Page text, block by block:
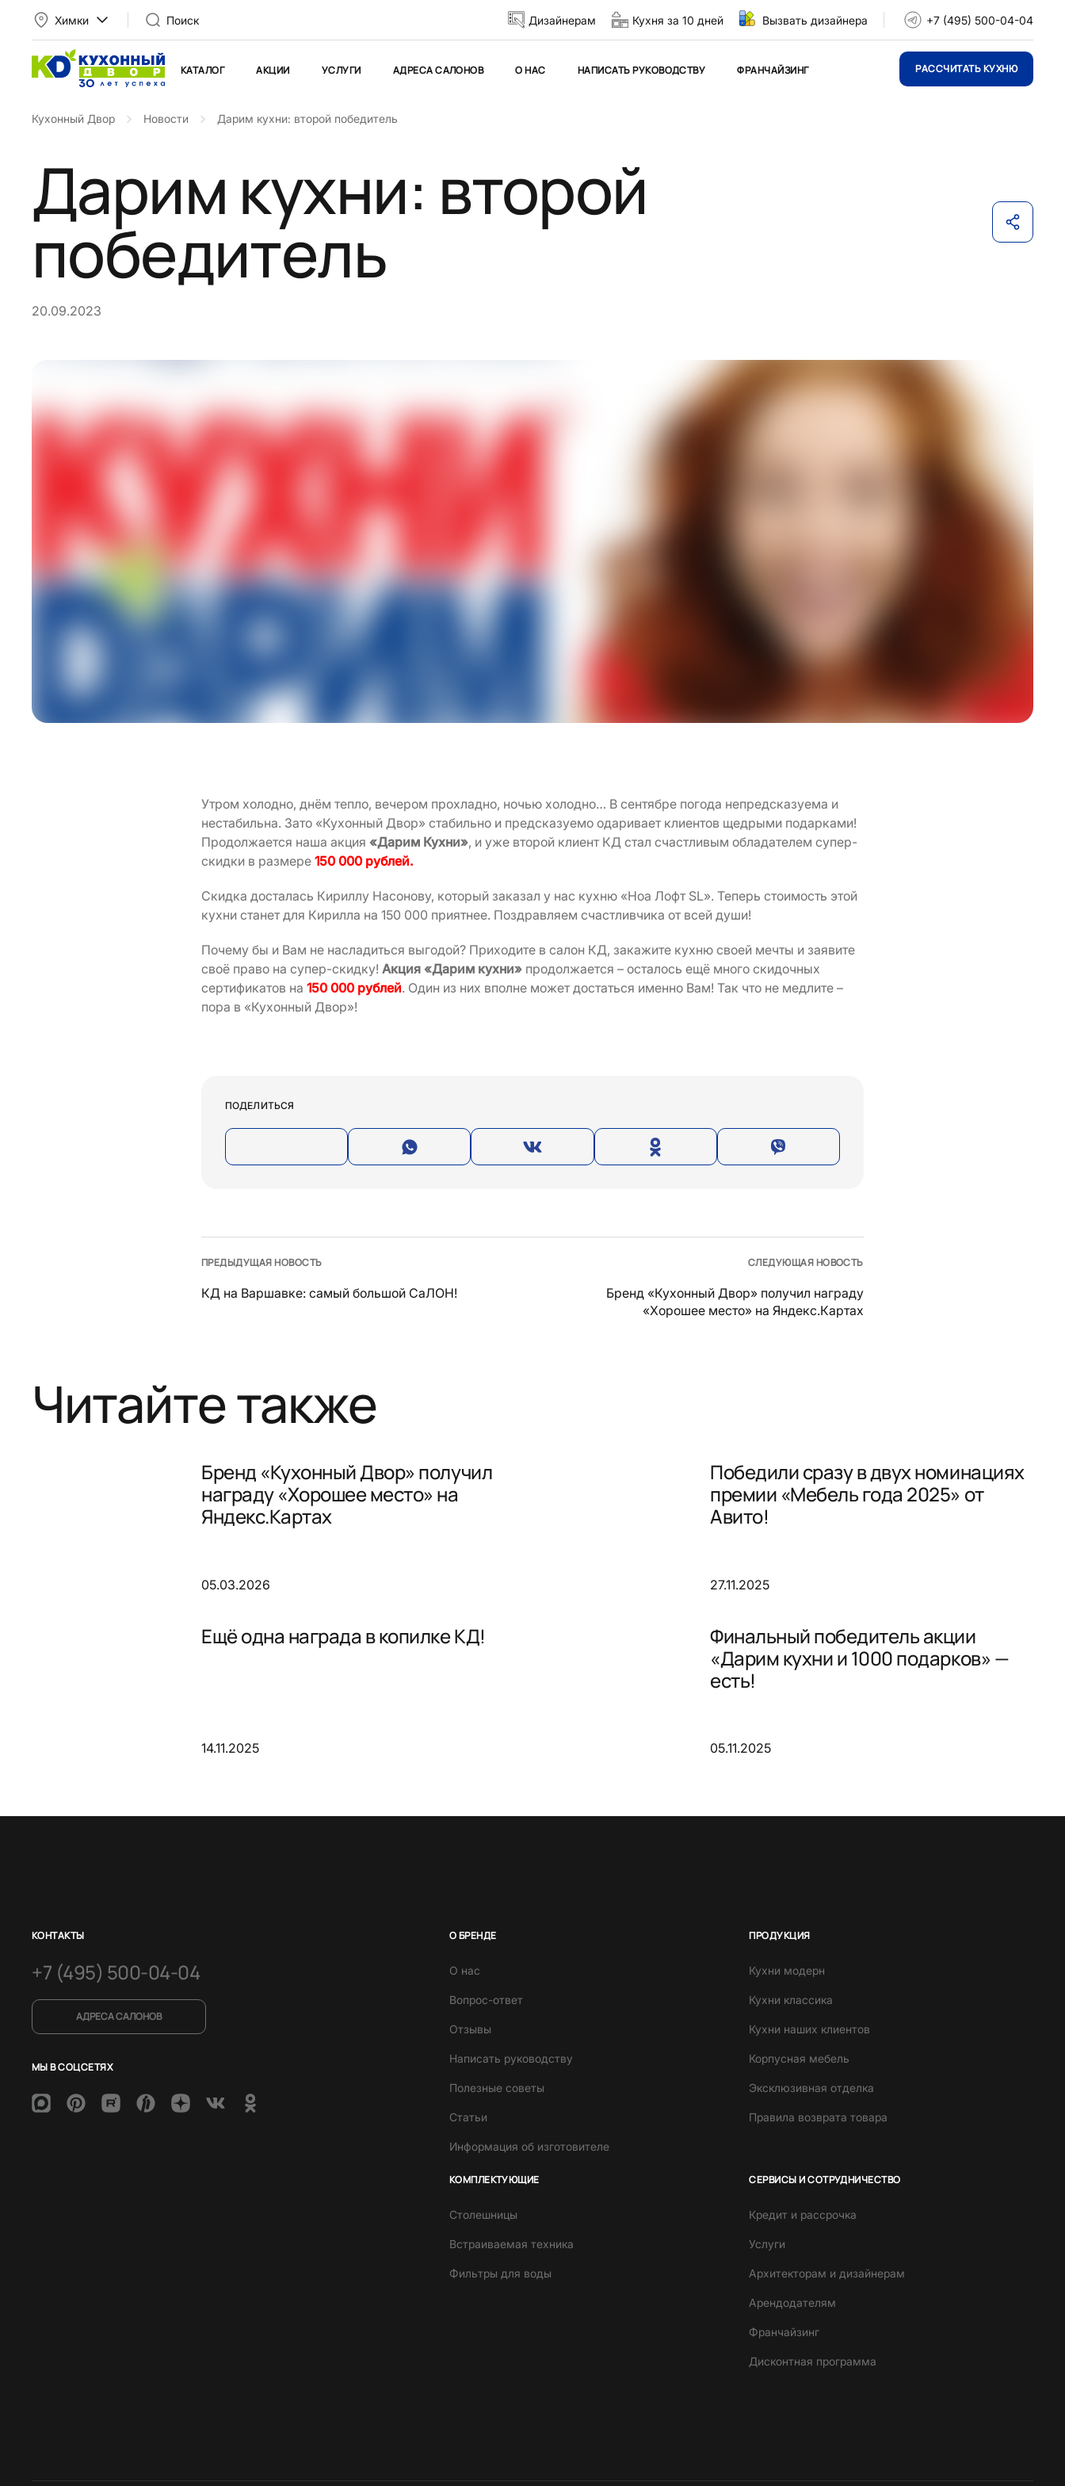
Химки Поиск Дизайнерам Кухня за 10 дней Вызвать дизайнера +7 (495) 500-04-04
КАТАЛОГ АКЦИИ УСЛУГИ АДРЕСА САЛОНОВ О НАС НАПИСАТЬ РУКОВОДСТВУ ФРАНЧАЙЗИНГ РАССЧИТАТЬ КУХНЮ
Кухонный Двор Новости Дарим кухни: второй победитель
Дарим кухни: второй
победитель
20.09.2023
Утром холодно, днём тепло, вечером прохладно, ночью холодно… В сентябре погода непредсказуема и
нестабильна. Зато «Кухонный Двор» стабильно и предсказуемо одаривает клиентов щедрыми подарками!
Продолжается наша акция «Дарим Кухни», и уже второй клиент КД стал счастливым обладателем супер-
скидки в размере 150 000 рублей.
Скидка досталась Кириллу Насонову, который заказал у нас кухню «Ноа Лофт SL». Теперь стоимость этой
кухни станет для Кирилла на 150 000 приятнее. Поздравляем счастливчика от всей души!
Почему бы и Вам не насладиться выгодой? Приходите в салон КД, закажите кухню своей мечты и заявите
своё право на супер-скидку! Акция «Дарим кухни» продолжается – осталось ещё много скидочных
сертификатов на 150 000 рублей. Один из них вполне может достаться именно Вам! Так что не медлите –
пора в «Кухонный Двор»!
ПОДЕЛИТЬСЯ
ПРЕДЫДУЩАЯ НОВОСТЬ
КД на Варшавке: самый большой СаЛОН!
СЛЕДУЮЩАЯ НОВОСТЬ
Бренд «Кухонный Двор» получил награду
«Хорошее место» на Яндекс.Картах
Читайте также
Бренд «Кухонный Двор» получил
награду «Хорошее место» на
Яндекс.Картах
05.03.2026
Победили сразу в двух номинациях
премии «Мебель года 2025» от
Авито!
27.11.2025
Ещё одна награда в копилке КД!
14.11.2025
Финальный победитель акции
«Дарим кухни и 1000 подарков» —
есть!
05.11.2025
КОНТАКТЫ
+7 (495) 500-04-04
АДРЕСА САЛОНОВ
МЫ В СОЦСЕТЯХ
О БРЕНДЕ
О нас
Вопрос-ответ
Отзывы
Написать руководству
Полезные советы
Статьи
Информация об изготовителе
ПРОДУКЦИЯ
Кухни модерн
Кухни классика
Кухни наших клиентов
Корпусная мебель
Эксклюзивная отделка
Правила возврата товара
КОМПЛЕКТУЮЩИЕ
Столешницы
Встраиваемая техника
Фильтры для воды
СЕРВИСЫ И СОТРУДНИЧЕСТВО
Кредит и рассрочка
Услуги
Архитекторам и дизайнерам
Арендодателям
Франчайзинг
Дисконтная программа